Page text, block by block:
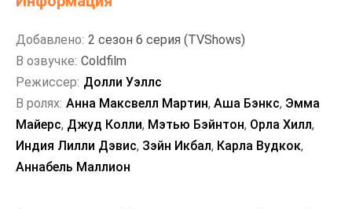
Добавлено: 2 сезон 6 серия (TVShows)
В озвучке: Coldfilm
Режиссер: Долли Уэллс
В ролях: Анна Максвелл Мартин, Аша Бэнкс, Эмма
Майерс, Джуд Колли, Мэтью Бэйнтон, Орла Хилл,
Индия Лилли Дэвис, Зэйн Икбал, Карла Вудкок,
Аннабель Маллион